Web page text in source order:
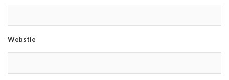
Webstie